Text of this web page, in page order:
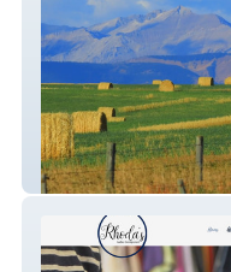
Engineering Firm